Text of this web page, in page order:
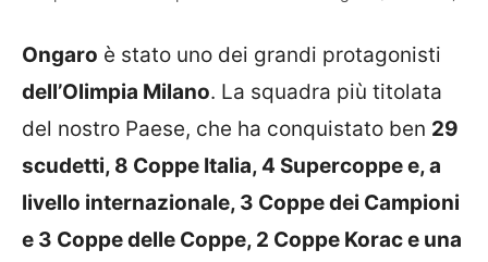
Ongaro è stato uno dei grandi protagonisti
dell’Olimpia Milano. La squadra più titolata
del nostro Paese, che ha conquistato ben 29
scudetti, 8 Coppe Italia, 4 Supercoppe e, a
livello internazionale, 3 Coppe dei Campioni
e 3 Coppe delle Coppe, 2 Coppe Korac e una